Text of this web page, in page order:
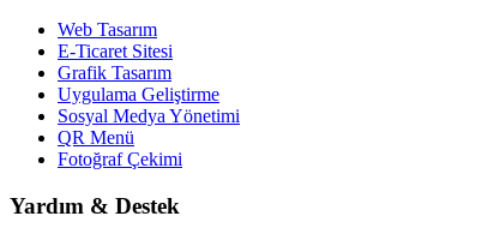
Web Tasarım
E-Ticaret Sitesi
Grafik Tasarım
Uygulama Geliştirme
Sosyal Medya Yönetimi
QR Menü
Fotoğraf Çekimi
Yardım & Destek